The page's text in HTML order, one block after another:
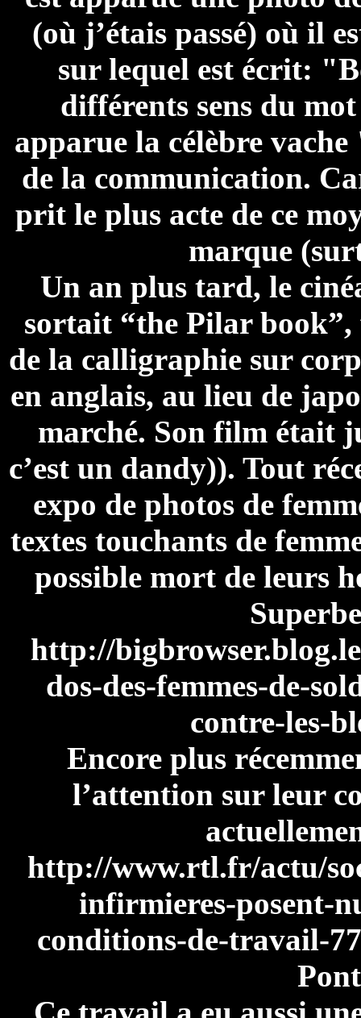
(où j’étais passé) où il
sur lequel est écrit:
différents sens du
apparue la célèbre
de la communication.
prit le plus acte de ce
marque
Un an plus tard, le
sortait “the Pilar
de la calligraphie sur
en anglais, au lieu de
marché. Son film était
c’est un dandy)). Tout
expo de photos de
textes touchants de
possible mort de leurs
http://
dos-des-femmes-de-
contre-les-
Encore plus
l’attention sur leur
http://www.rtl.fr/actu/
infirmieres-posent-
conditions-de-travail-